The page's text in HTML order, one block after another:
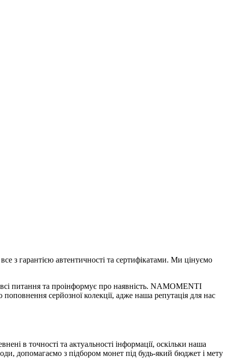
з гарантією автентичності та сертифікатами. Ми цінуємо
питання та проінформує про наявність. NAMOMENTI
серйозної колекції, адже наша репутація для нас
в точності та актуальності інформації, оскільки наша
допомагаємо з підбором монет під будь-який бюджет і мету